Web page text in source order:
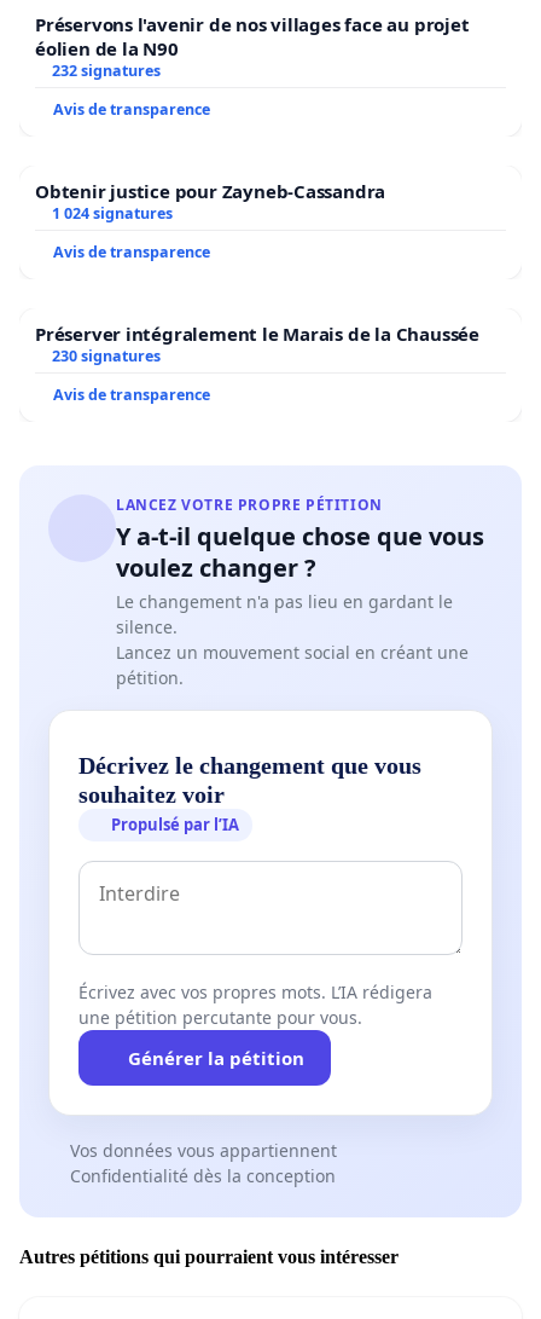
Préservons l'avenir de nos villages face au projet
éolien de la N90
232 signatures
Avis de transparence
Obtenir justice pour Zayneb-Cassandra
1 024 signatures
Avis de transparence
Préserver intégralement le Marais de la Chaussée
230 signatures
Avis de transparence
LANCEZ VOTRE PROPRE PÉTITION
Y a-t-il quelque chose que vous
voulez changer ?
Le changement n'a pas lieu en gardant le
silence.
Lancez un mouvement social en créant une
pétition.
Décrivez le changement que vous
souhaitez voir
Propulsé par l’IA
Écrivez avec vos propres mots. L’IA rédigera
une pétition percutante pour vous.
Générer la pétition
Vos données vous appartiennent
Confidentialité dès la conception
Autres pétitions qui pourraient vous intéresser